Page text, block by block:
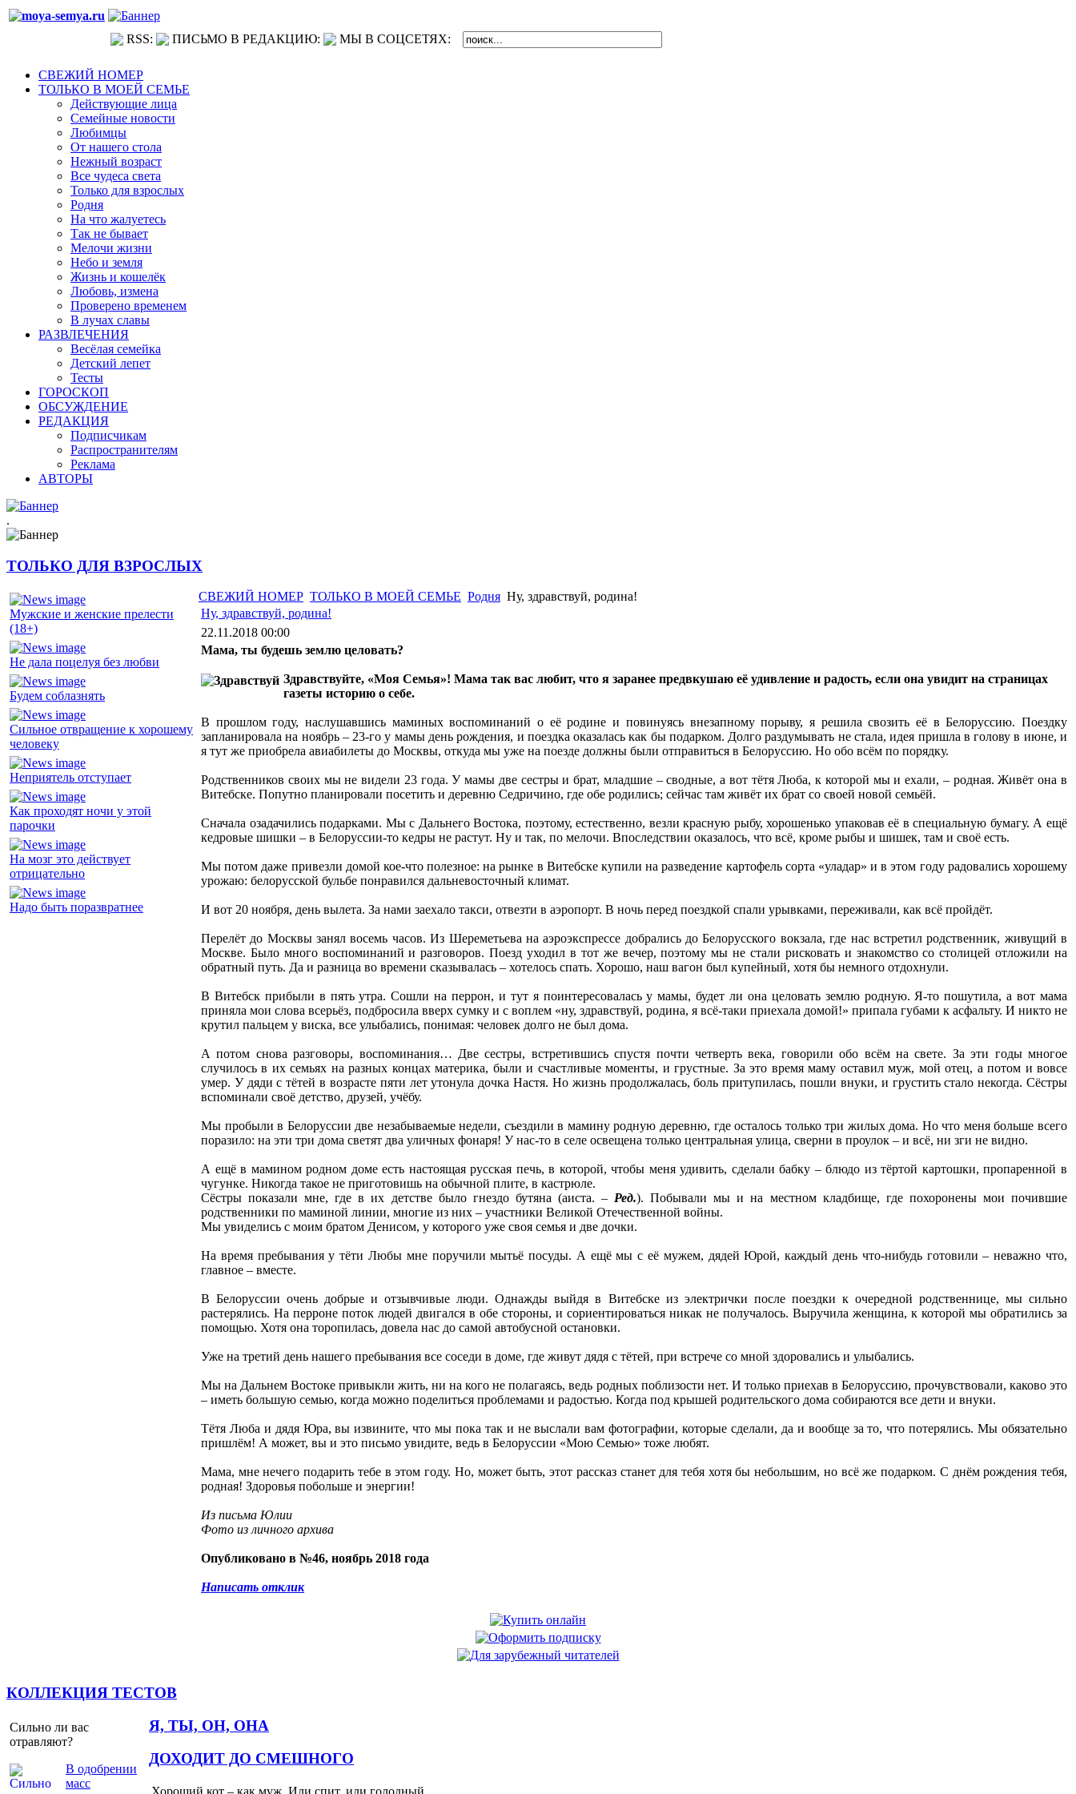
RSS: ПИСЬМО В РЕДАКЦИЮ: МЫ В СОЦСЕТЯХ:
СВЕЖИЙ НОМЕР
ТОЛЬКО В МОЕЙ СЕМЬЕ
Действующие лица
Семейные новости
Любимцы
От нашего стола
Нежный возраст
Все чудеса света
Только для взрослых
Родня
На что жалуетесь
Так не бывает
Мелочи жизни
Небо и земля
Жизнь и кошелёк
Любовь, измена
Проверено временем
В лучах славы
РАЗВЛЕЧЕНИЯ
Весёлая семейка
Детский лепет
Тесты
ГОРОСКОП
ОБСУЖДЕНИЕ
РЕДАКЦИЯ
Подписчикам
Распространителям
Реклама
АВТОРЫ
.
ТОЛЬКО ДЛЯ ВЗРОСЛЫХ
Мужские и женские прелести
(18+)
Не дала поцелуя без любви
Будем соблазнять
Сильное отвращение к хорошему
человеку
Неприятель отступает
Как проходят ночи у этой
парочки
На мозг это действует
отрицательно
Надо быть поразвратнее
СВЕЖИЙ НОМЕР ТОЛЬКО В МОЕЙ СЕМЬЕ Родня Ну, здравствуй, родина!
Ну, здравствуй, родина!
22.11.2018 00:00
Мама, ты будешь землю целовать?
Здравствуйте, «Моя Семья»! Мама так вас любит, что я заранее предвкушаю её удивление и радость, если она увидит на страницах
газеты историю о себе.
В прошлом году, наслушавшись маминых воспоминаний о её родине и повинуясь внезапному порыву, я решила свозить её в Белоруссию. Поездку
запланировала на ноябрь – 23-го у мамы день рождения, и поездка оказалась как бы подарком. Долго раздумывать не стала, идея пришла в голову в июне, и
я тут же приобрела авиабилеты до Москвы, откуда мы уже на поезде должны были отправиться в Белоруссию. Но обо всём по порядку.
Родственников своих мы не видели 23 года. У мамы две сестры и брат, младшие – сводные, а вот тётя Люба, к которой мы и ехали, – родная. Живёт она в
Витебске. Попутно планировали посетить и деревню Седричино, где обе родились; сейчас там живёт их брат со своей новой семьёй.
Сначала озадачились подарками. Мы с Дальнего Востока, поэтому, естественно, везли красную рыбу, хорошенько упаковав её в специальную бумагу. А ещё
кедровые шишки – в Белоруссии-то кедры не растут. Ну и так, по мелочи. Впоследствии оказалось, что всё, кроме рыбы и шишек, там и своё есть.
Мы потом даже привезли домой кое-что полезное: на рынке в Витебске купили на разведение картофель сорта «уладар» и в этом году радовались хорошему
урожаю: белорусской бульбе понравился дальневосточный климат.
И вот 20 ноября, день вылета. За нами заехало такси, отвезти в аэропорт. В ночь перед поездкой спали урывками, переживали, как всё пройдёт.
Перелёт до Москвы занял восемь часов. Из Шереметьева на аэроэкспрессе добрались до Белорусского вокзала, где нас встретил родственник, живущий в
Москве. Было много воспоминаний и разговоров. Поезд уходил в тот же вечер, поэтому мы не стали рисковать и знакомство со столицей отложили на
обратный путь. Да и разница во времени сказывалась – хотелось спать. Хорошо, наш вагон был купейный, хотя бы немного отдохнули.
В Витебск прибыли в пять утра. Сошли на перрон, и тут я поинтересовалась у мамы, будет ли она целовать землю родную. Я-то пошутила, а вот мама
приняла мои слова всерьёз, подбросила вверх сумку и с воплем «ну, здравствуй, родина, я всё-таки приехала домой!» припала губами к асфальту. И никто не
крутил пальцем у виска, все улыбались, понимая: человек долго не был дома.
А потом снова разговоры, воспоминания… Две сестры, встретившись спустя почти четверть века, говорили обо всём на свете. За эти годы многое
случилось в их семьях на разных концах материка, были и счастливые моменты, и грустные. За это время маму оставил муж, мой отец, а потом и вовсе
умер. У дяди с тётей в возрасте пяти лет утонула дочка Настя. Но жизнь продолжалась, боль притупилась, пошли внуки, и грустить стало некогда. Сёстры
вспоминали своё детство, друзей, учёбу.
Мы пробыли в Белоруссии две незабываемые недели, съездили в мамину родную деревню, где осталось только три жилых дома. Но что меня больше всего
поразило: на эти три дома светят два уличных фонаря! У нас-то в селе освещена только центральная улица, сверни в проулок – и всё, ни зги не видно.
А ещё в мамином родном доме есть настоящая русская печь, в которой, чтобы меня удивить, сделали бабку – блюдо из тёртой картошки, пропаренной в
чугунке. Никогда такое не приготовишь на обычной плите, в кастрюле.
Сёстры показали мне, где в их детстве было гнездо бутяна (аиста. –Ред.). Побывали мы и на местном кладбище, где похоронены мои почившие
родственники по маминой линии, многие из них – участники Великой Отечественной войны.
Мы увиделись с моим братом Денисом, у которого уже своя семья и две дочки.
На время пребывания у тёти Любы мне поручили мытьё посуды. А ещё мы с её мужем, дядей Юрой, каждый день что-нибудь готовили – неважно что,
главное – вместе.
В Белоруссии очень добрые и отзывчивые люди. Однажды выйдя в Витебске из электрички после поездки к очередной родственнице, мы сильно
растерялись. На перроне поток людей двигался в обе стороны, и сориентироваться никак не получалось. Выручила женщина, к которой мы обратились за
помощью. Хотя она торопилась, довела нас до самой автобусной остановки.
Уже на третий день нашего пребывания все соседи в доме, где живут дядя с тётей, при встрече со мной здоровались и улыбались.
Мы на Дальнем Востоке привыкли жить, ни на кого не полагаясь, ведь родных поблизости нет. И только приехав в Белоруссию, прочувствовали, каково это
– иметь большую семью, когда можно поделиться проблемами и радостью. Когда под крышей родительского дома собираются все дети и внуки.
Тётя Люба и дядя Юра, вы извините, что мы пока так и не выслали вам фотографии, которые сделали, да и вообще за то, что потерялись. Мы обязательно
пришлём! А может, вы и это письмо увидите, ведь в Белоруссии «Мою Семью» тоже любят.
Мама, мне нечего подарить тебе в этом году. Но, может быть, этот рассказ станет для тебя хотя бы небольшим, но всё же подарком. С днём рождения тебя,
родная! Здоровья побольше и энергии!
Из письма Юлии
Фото из личного архива
Опубликовано в №46, ноябрь 2018 года
Написать отклик
КОЛЛЕКЦИЯ ТЕСТОВ
Сильно ли вас
отравляют?
В одобрении
масс
Я, ТЫ, ОН, ОНА
ДОХОДИТ ДО СМЕШНОГО